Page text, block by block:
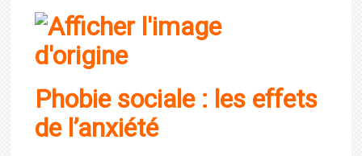
Phobie sociale : les effets
de l’anxiété